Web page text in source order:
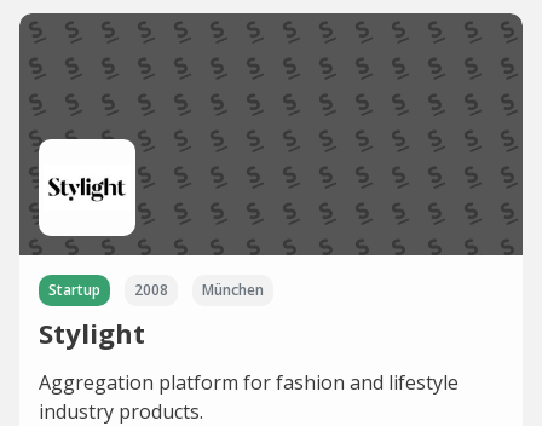
Startup 2008 München
Stylight
Aggregation platform for fashion and lifestyle
industry products.